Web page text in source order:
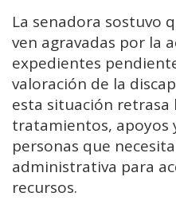
La senadora sostuvo
ven agravadas por la
expedientes
valoración de la
esta situación retrasa
tratamientos, apoyos
personas que
administrativa para
recursos.